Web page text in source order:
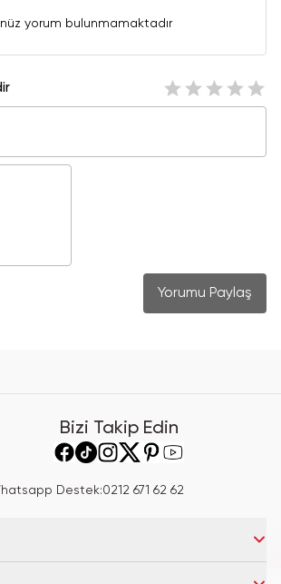
yorum bulunmamaktadır
Yorumu Paylaş
Bizi Takip Edin
Destek:0212 671 62 62